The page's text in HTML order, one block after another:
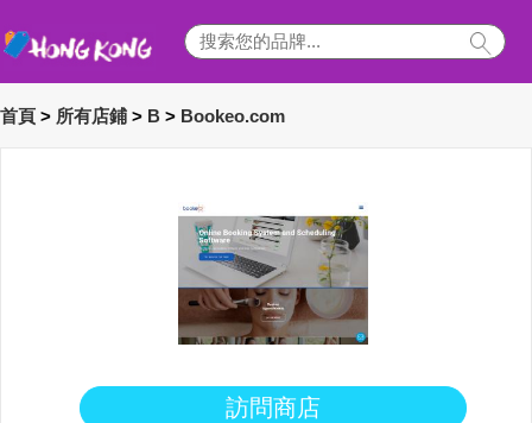
首頁 > 所有店鋪 > B > Bookeo.com
訪問商店